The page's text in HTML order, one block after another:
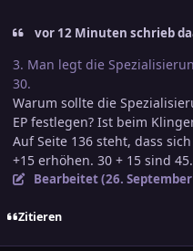
vor 12 Minuten schrieb
3. Man legt die
30.
Warum sollte die
EP festlegen? Ist beim
Auf Seite 136 steht, dass
+15 erhöhen. 30 + 15 sind 45.
Bearbeitet (26.
Zitieren